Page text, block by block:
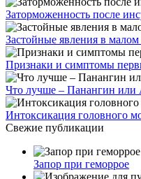
Заторможенность после
Застойные явления в
Признаки и симптомы
Что лучше – Панангин или
Интоксикация головного
Свежие публикации
Запор при геморрое